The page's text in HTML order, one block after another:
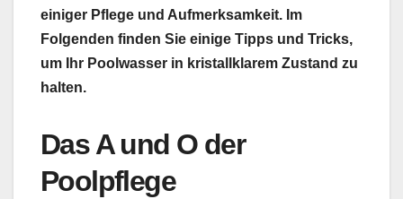
einiger Pflege und Aufmerksamkeit. Im
Folgenden finden Sie einige Tipps und Tricks,
um Ihr Poolwasser in kristallklarem Zustand zu
halten.
Das A und O der
Poolpflege